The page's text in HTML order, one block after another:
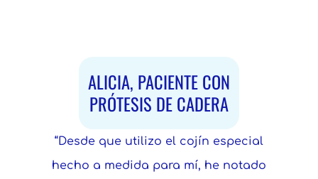
ALICIA, PACIENTE CON
PRÓTESIS DE CADERA
“Desde que utilizo el cojín especial
hecho a medida para mí, he notado